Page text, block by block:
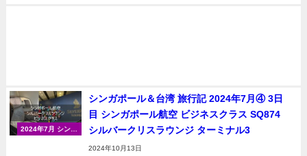
2024年7月 シンガ
シンガポール＆台湾 旅行記 2024年7月④ 3日
目 シンガポール航空 ビジネスクラス SQ874
シルバークリスラウンジ ターミナル3
2024年10月13日